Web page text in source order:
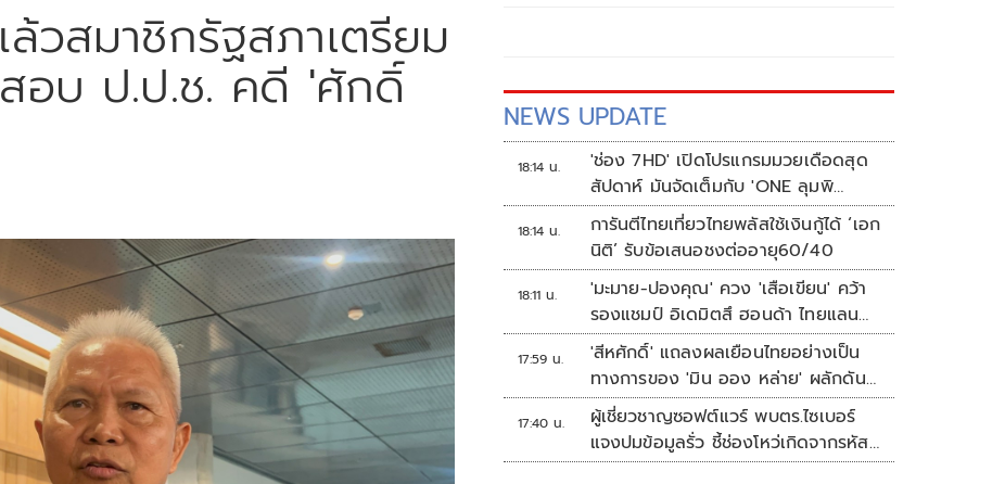
วสมาชิกรัฐสภาเตรียม
สอบ ป.ป.ช. คดี 'ศักดิ์ NEWS UPDATE
18:14 น.
'ช่อง 7HD' เปิดโปรแกรมมวยเดือดสุด
สัปดาห์ มันจัดเต็มกับ 'ONE ลุมพิ
นี 165-มวยไทย 7 สี'
18:14 น.
การันตีไทยเที่ยวไทยพลัสใช้เงินกู้ได้ ‘เอก
นิติ’ รับข้อเสนอชงต่ออายุ60/40
18:11 น.
'มะมาย-ปองคุณ' ควง 'เสือเขียน' คว้า
รองแชมป์ อิเดมิตสึ ฮอนด้า ไทยแลนด์
ทาเลนต์ คัพ สนาม 3
17:59 น.
'สีหศักดิ์' แถลงผลเยือนไทยอย่างเป็น
ทางการของ 'มิน ออง หล่าย' ผลักดัน
เมียนมากลับสู่อาเซียน
17:40 น.
ผู้เชี่ยวชาญซอฟต์แวร์ พบตร.ไซเบอร์
แจงปมข้อมูลรั่ว ชี้ช่องโหว่เกิดจากรหัส
ผ่านจนท.หลุด ไม่ใช่ถูกแฮกระบบ